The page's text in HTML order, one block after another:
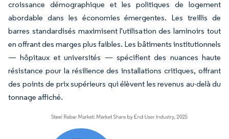
croissance démographique et les politiques de logement
abordable dans les économies émergentes. Les treillis de
barres standardisés maximisent l'utilisation des laminoirs tout
en offrant des marges plus faibles. Les bâtiments institutionnels
— hôpitaux et universités — spécifient des nuances haute
résistance pour la résilience des installations critiques, offrant
des points de prix supérieurs qui élèvent les revenus au-delà du
tonnage affiché.